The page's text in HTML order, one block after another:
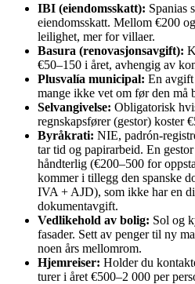
IBI (eiendomsskatt): Spanias
eiendomsskatt. Mellom €200
leilighet, mer for villaer.
Basura (renovasjonsavgift):
€50–150 i året, avhengig av
Plusvalía municipal: En avgift
mange ikke vet om før den må
Selvangivelse: Obligatorisk
regnskapsfører (gestor) koster
Byråkrati: NIE, padrón-
tar tid og papirarbeid. En
håndterlig (€200–500 for
kommer i tillegg den spanske
IVA + AJD), som ikke har en
dokumentavgift.
Vedlikehold av bolig: Sol og
fasader. Sett av penger til ny
noen års mellomrom.
Hjemreiser: Holder du
turer i året €500–2 000 per